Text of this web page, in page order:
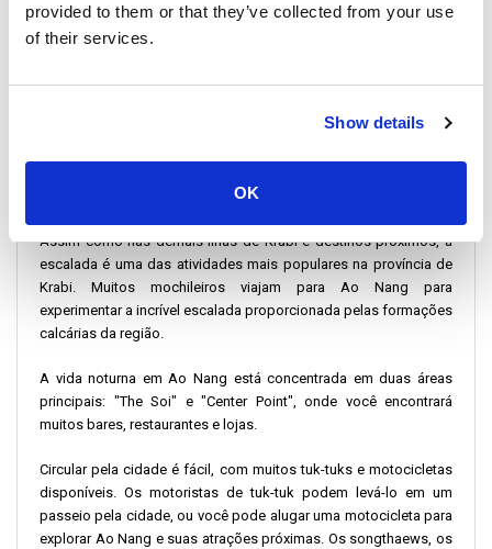
provided to them or that they’ve collected from your use
of their services.
Show details
OK
Assim como nas demais ilhas de Krabi e destinos próximos, a
escalada é uma das atividades mais populares na província de
Krabi. Muitos mochileiros viajam para Ao Nang para
experimentar a incrível escalada proporcionada pelas formações
calcárias da região.
A vida noturna em Ao Nang está concentrada em duas áreas
principais: "The Soi" e "Center Point", onde você encontrará
muitos bares, restaurantes e lojas.
Circular pela cidade é fácil, com muitos tuk-tuks e motocicletas
disponíveis. Os motoristas de tuk-tuk podem levá-lo em um
passeio pela cidade, ou você pode alugar uma motocicleta para
explorar Ao Nang e suas atrações próximas. Os songthaews, os